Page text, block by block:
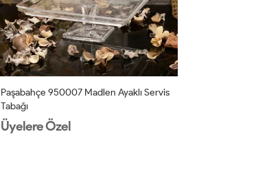
Paşabahçe 950007 Madlen Ayaklı Servis
Tabağı
Üyelere Özel